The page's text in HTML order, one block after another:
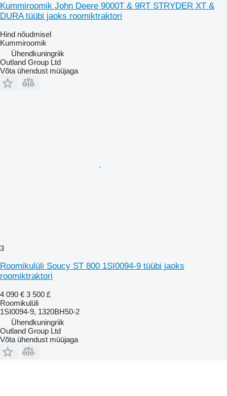
Kummiroomik John Deere 9000T & 9RT STRYDER XT &
DURA tüübi jaoks roomiktraktori
Hind nõudmisel
Kummiroomik
Ühendkuningriik
Outland Group Ltd
Võta ühendust müüjaga
3
Roomikulüli Soucy ST 800 1SI0094-9 tüübi jaoks
roomiktraktori
4 090 € 3 500 £
Roomikulüli
1SI0094-9, 1320BH50-2
Ühendkuningriik
Outland Group Ltd
Võta ühendust müüjaga